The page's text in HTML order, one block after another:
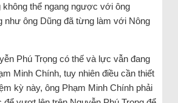
không thể ngang ngược với ông
như ông Dũng đã từng làm với Nông
Phú Trọng có thế và lực vẫn đang
Minh Chính, tuy nhiên điều cần thiết
kỳ này, ông Phạm Minh Chính phải